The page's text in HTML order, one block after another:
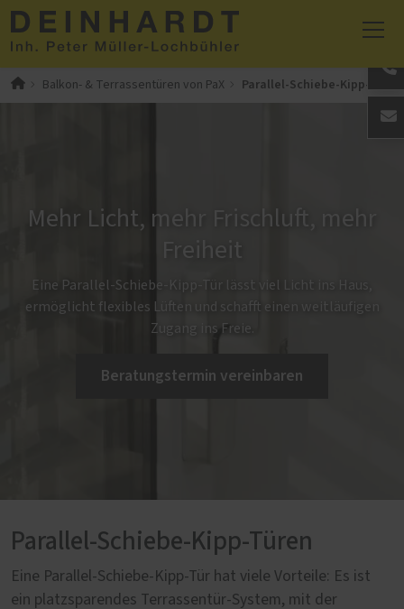
Balkon- & Terrassentüren von PaX Parallel-Schiebe-Kipp-Türen
Mehr Licht, mehr Frischluft, mehr
Freiheit
Eine Parallel-Schiebe-Kipp-Tür lässt viel Licht ins Haus,
ermöglicht flexibles Lüften und schafft einen weitläufigen
Zugang ins Freie.
Beratungstermin vereinbaren
Parallel-Schiebe-Kipp-Türen
Eine Parallel-Schiebe-Kipp-Tür hat viele Vorteile: Es ist
ein platzsparendes Terrassentür-System, mit der